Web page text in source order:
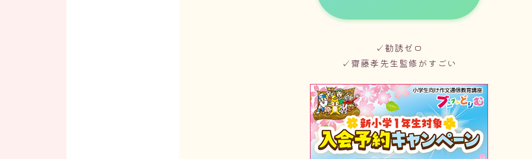
✓勧誘ゼロ
✓齋藤孝先生監修がすごい